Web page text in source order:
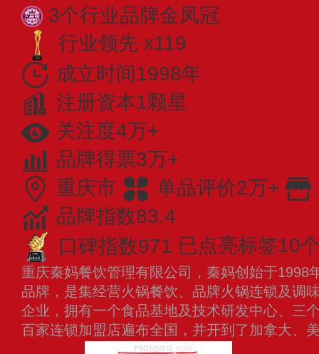
3个行业品牌金凤冠
行业领先 x119
成立时间1998年
注册资本1颗星
关注度4万+
品牌得票3万+
重庆市
单品评价2万+
品牌指数83.4
口碑指数971 已点亮标签10
重庆秦妈餐饮管理有限公司，秦妈创始于1998
品牌，是集经营火锅餐饮、品牌火锅连锁及调
企业，拥有一个食品基地及技术研发中心、三
百家连锁加盟店遍布全国，并开到了加拿大、